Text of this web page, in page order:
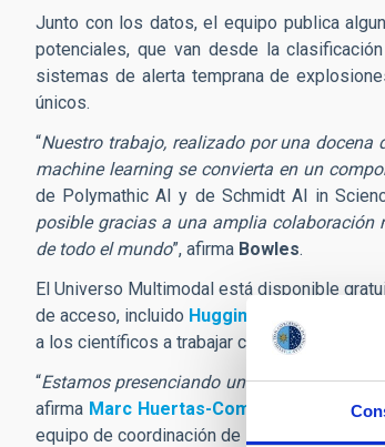
Junto con los datos, el equipo publica
potenciales, que van desde la
sistemas de alerta temprana de
únicos.
“Nuestro trabajo, realizado por una
machine learning se convierta en un
de Polymathic AI y de Schmidt AI in
posible gracias a una amplia colaboración
de todo el mundo”, afirma Bowles.
El Universo Multimodal está disponible
de acceso, incluido Hugging Face
a los científicos a trabajar con los datos de
“Estamos presenciando un cambio de
afirma Marc Huertas-Company ,
equipo de coordinación de la colaboración